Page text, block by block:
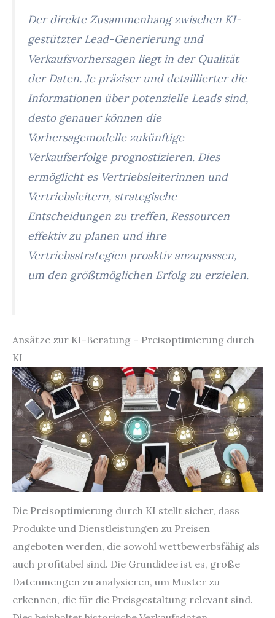
Der direkte Zusammenhang zwischen KI-
gestützter Lead-Generierung und
Verkaufsvorhersagen liegt in der Qualität
der Daten. Je präziser und detaillierter die
Informationen über potenzielle Leads sind,
desto genauer können die
Vorhersagemodelle zukünftige
Verkaufserfolge prognostizieren. Dies
ermöglicht es Vertriebsleiterinnen und
Vertriebsleitern, strategische
Entscheidungen zu treffen, Ressourcen
effektiv zu planen und ihre
Vertriebsstrategien proaktiv anzupassen,
um den größtmöglichen Erfolg zu erzielen.
Ansätze zur KI-Beratung – Preisoptimierung durch
KI
Die Preisoptimierung durch KI stellt sicher, dass
Produkte und Dienstleistungen zu Preisen
angeboten werden, die sowohl wettbewerbsfähig als
auch profitabel sind. Die Grundidee ist es, große
Datenmengen zu analysieren, um Muster zu
erkennen, die für die Preisgestaltung relevant sind.